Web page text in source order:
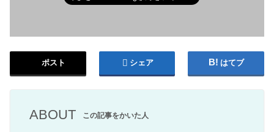
ポスト シェア はてブ
ABOUT この記事をかいた人